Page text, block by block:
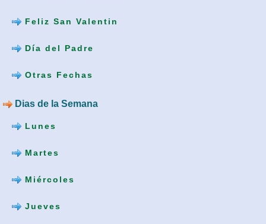
Feliz San Valentin
Día del Padre
Otras Fechas
Dias de la Semana
Lunes
Martes
Miércoles
Jueves